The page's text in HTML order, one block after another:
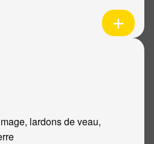
lardons de veau,